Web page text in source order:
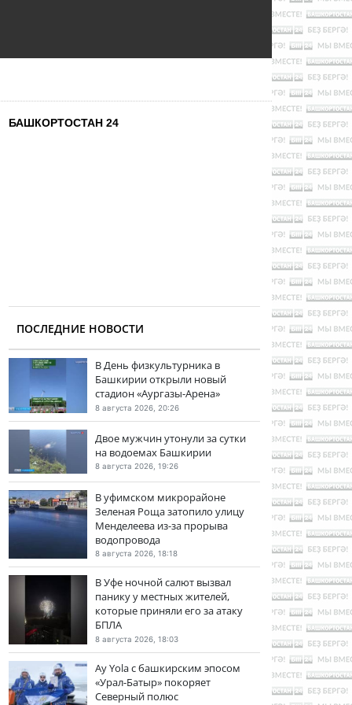
БАШКОРТОСТАН 24
ПОСЛЕДНИЕ НОВОСТИ
В День физкультурника в
Башкирии открыли новый
стадион «Аургазы-Арена»
8 августа 2026, 20:26
Двое мужчин утонули за сутки
на водоемах Башкирии
8 августа 2026, 19:26
В уфимском микрорайоне
Зеленая Роща затопило улицу
Менделеева из-за прорыва
водопровода
8 августа 2026, 18:18
В Уфе ночной салют вызвал
панику у местных жителей,
которые приняли его за атаку
БПЛА
8 августа 2026, 18:03
Ay Yola с башкирским эпосом
«Урал-Батыр» покоряет
Северный полюс